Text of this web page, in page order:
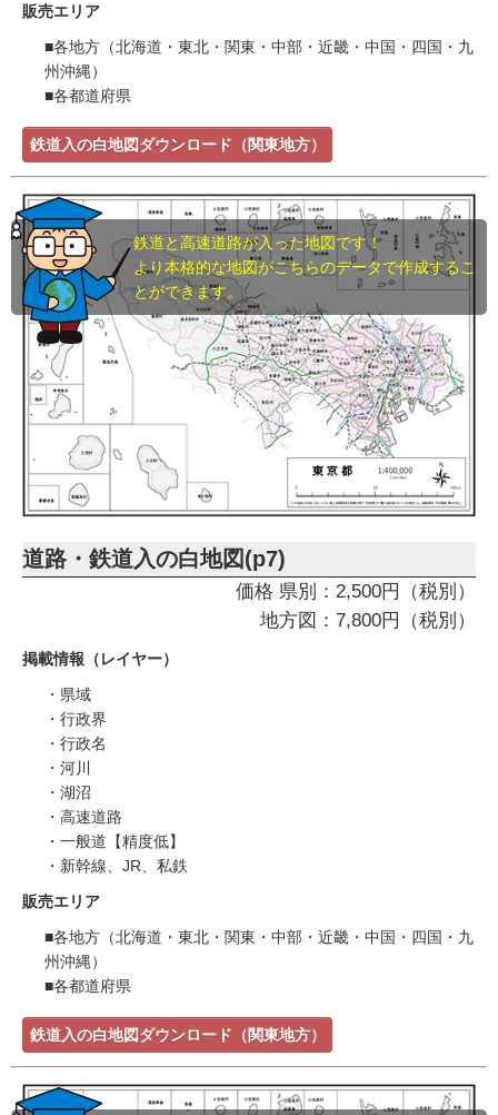
販売エリア
■各地方（北海道・東北・関東・中部・近畿・中国・四国・九
州沖縄）
■各都道府県
鉄道入の白地図ダウンロード（関東地方）
鉄道と高速道路が入った地図です！
より本格的な地図がこちらのデータで作成するこ
とができます。
道路・鉄道入の白地図(p7)
価格 県別：2,500円（税別）
地方図：7,800円（税別）
掲載情報（レイヤー）
・県域
・行政界
・行政名
・河川
・湖沼
・高速道路
・一般道【精度低】
・新幹線、JR、私鉄
販売エリア
■各地方（北海道・東北・関東・中部・近畿・中国・四国・九
州沖縄）
■各都道府県
鉄道入の白地図ダウンロード（関東地方）